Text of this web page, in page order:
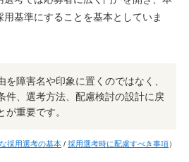
用基準にすることを基本としていま
を障害名や印象に置くのではなく、
件、選考方法、配慮検討の設計に戻
が重要です。
採用選考の基本 /採用選考時に配慮すべき事項）